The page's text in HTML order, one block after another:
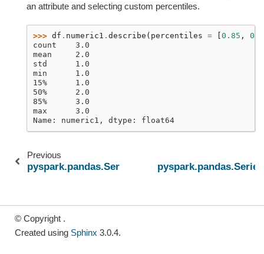
an attribute and selecting custom percentiles.
>>> df . numeric1 . describe ( percentiles = 0.85 ,
count    3.0
mean     2.0
std      1.0
min      1.0
15%      1.0
50%      2.0
85%      3.0
max      3.0
Name: numeric1, dtype: float64
Previous
pyspark.pandas.Series.cumprod
© Copyright .
Created using Sphinx 3.0.4.